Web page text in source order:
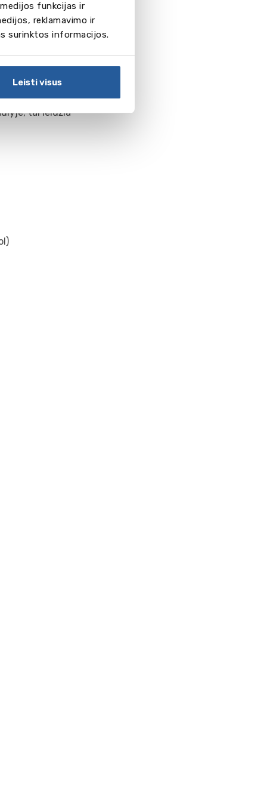
funkcijas ir
reklamavimo ir
surinktos informacijos.
Leisti visus
Association of
Kiekvienais
tai leidžia